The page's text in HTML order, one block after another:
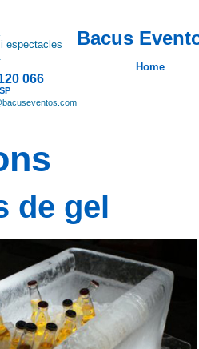
Bacus
Home
066
de gel